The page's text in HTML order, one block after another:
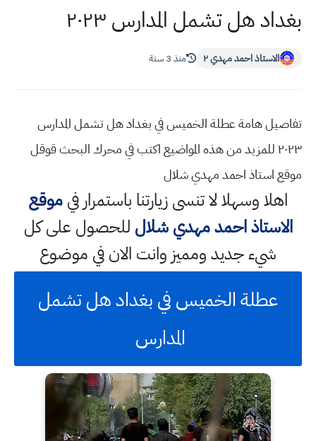
بغداد هل تشمل المدارس ٢٠٢٣
الاستاذ احمد مهدي ٢ منذ 3 سنة
تفاصيل هامة عطلة الخميس في بغداد هل تشمل المدارس
٢٠٢٣ للمزيد من هذه المواضيع اكتب في محرك البحث قوقل
موقع استاذ احمد مهدي شلال
اهلا وسهلالا تنسى زيارتنا باستمرار فيموقع
الاستاذ احمد مهدي شلال للحصول على كل
شيء جديد ومميز وانت الان في موضوع
عطلة الخميس في بغداد هل تشمل
المدارس